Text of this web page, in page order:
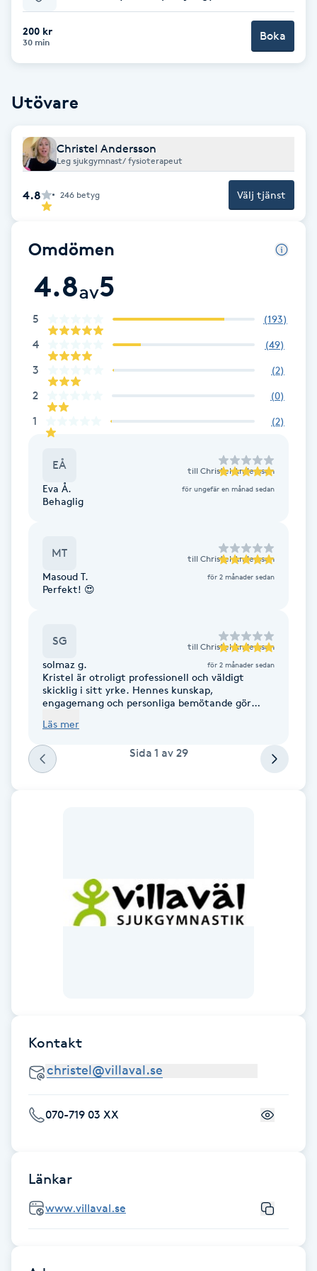
Babylights
Balayage
Bambumassage
Barber
BIAB
Brynformning
Brynfärgning
Brynplockning
Bröllopsuppsättning
Coachning
Color correction
Cryoterapi
Damklippning
Diamantslipning
Extensions borttagning
Faceliftmassage
Fettreducering
Fillers
Fotmassage
200 kr
30 min Boka
Utövare
Christel Andersson
Leg sjukgymnast/ fysioterapeut
4.8 246 betyg Välj tjänst
Omdömen
4.8av5
5 (193)
4 (49)
3 (2)
2 (0)
1 (2)
EÅ till Christel Andersson
Eva Å. för ungefär en månad sedan
Behaglig
MT till Christel Andersson
Masoud T. för 2 månader sedan
Perfekt! 😍
SG till Christel Andersson
solmaz g. för 2 månader sedan
Kristel är otroligt professionell och väldigt
skicklig i sitt yrke. Hennes kunskap,
engagemang och personliga bemötande gör
rekommendera henne till alla som vill förbättra
långsiktiga resultat. En fantastisk sjukgymnast
som verkligen bryr sig om sina patienter🤗
Läs mer
Sida 1 av 29
Kontakt
070-719 03 XX
Länkar
www.villaval.se